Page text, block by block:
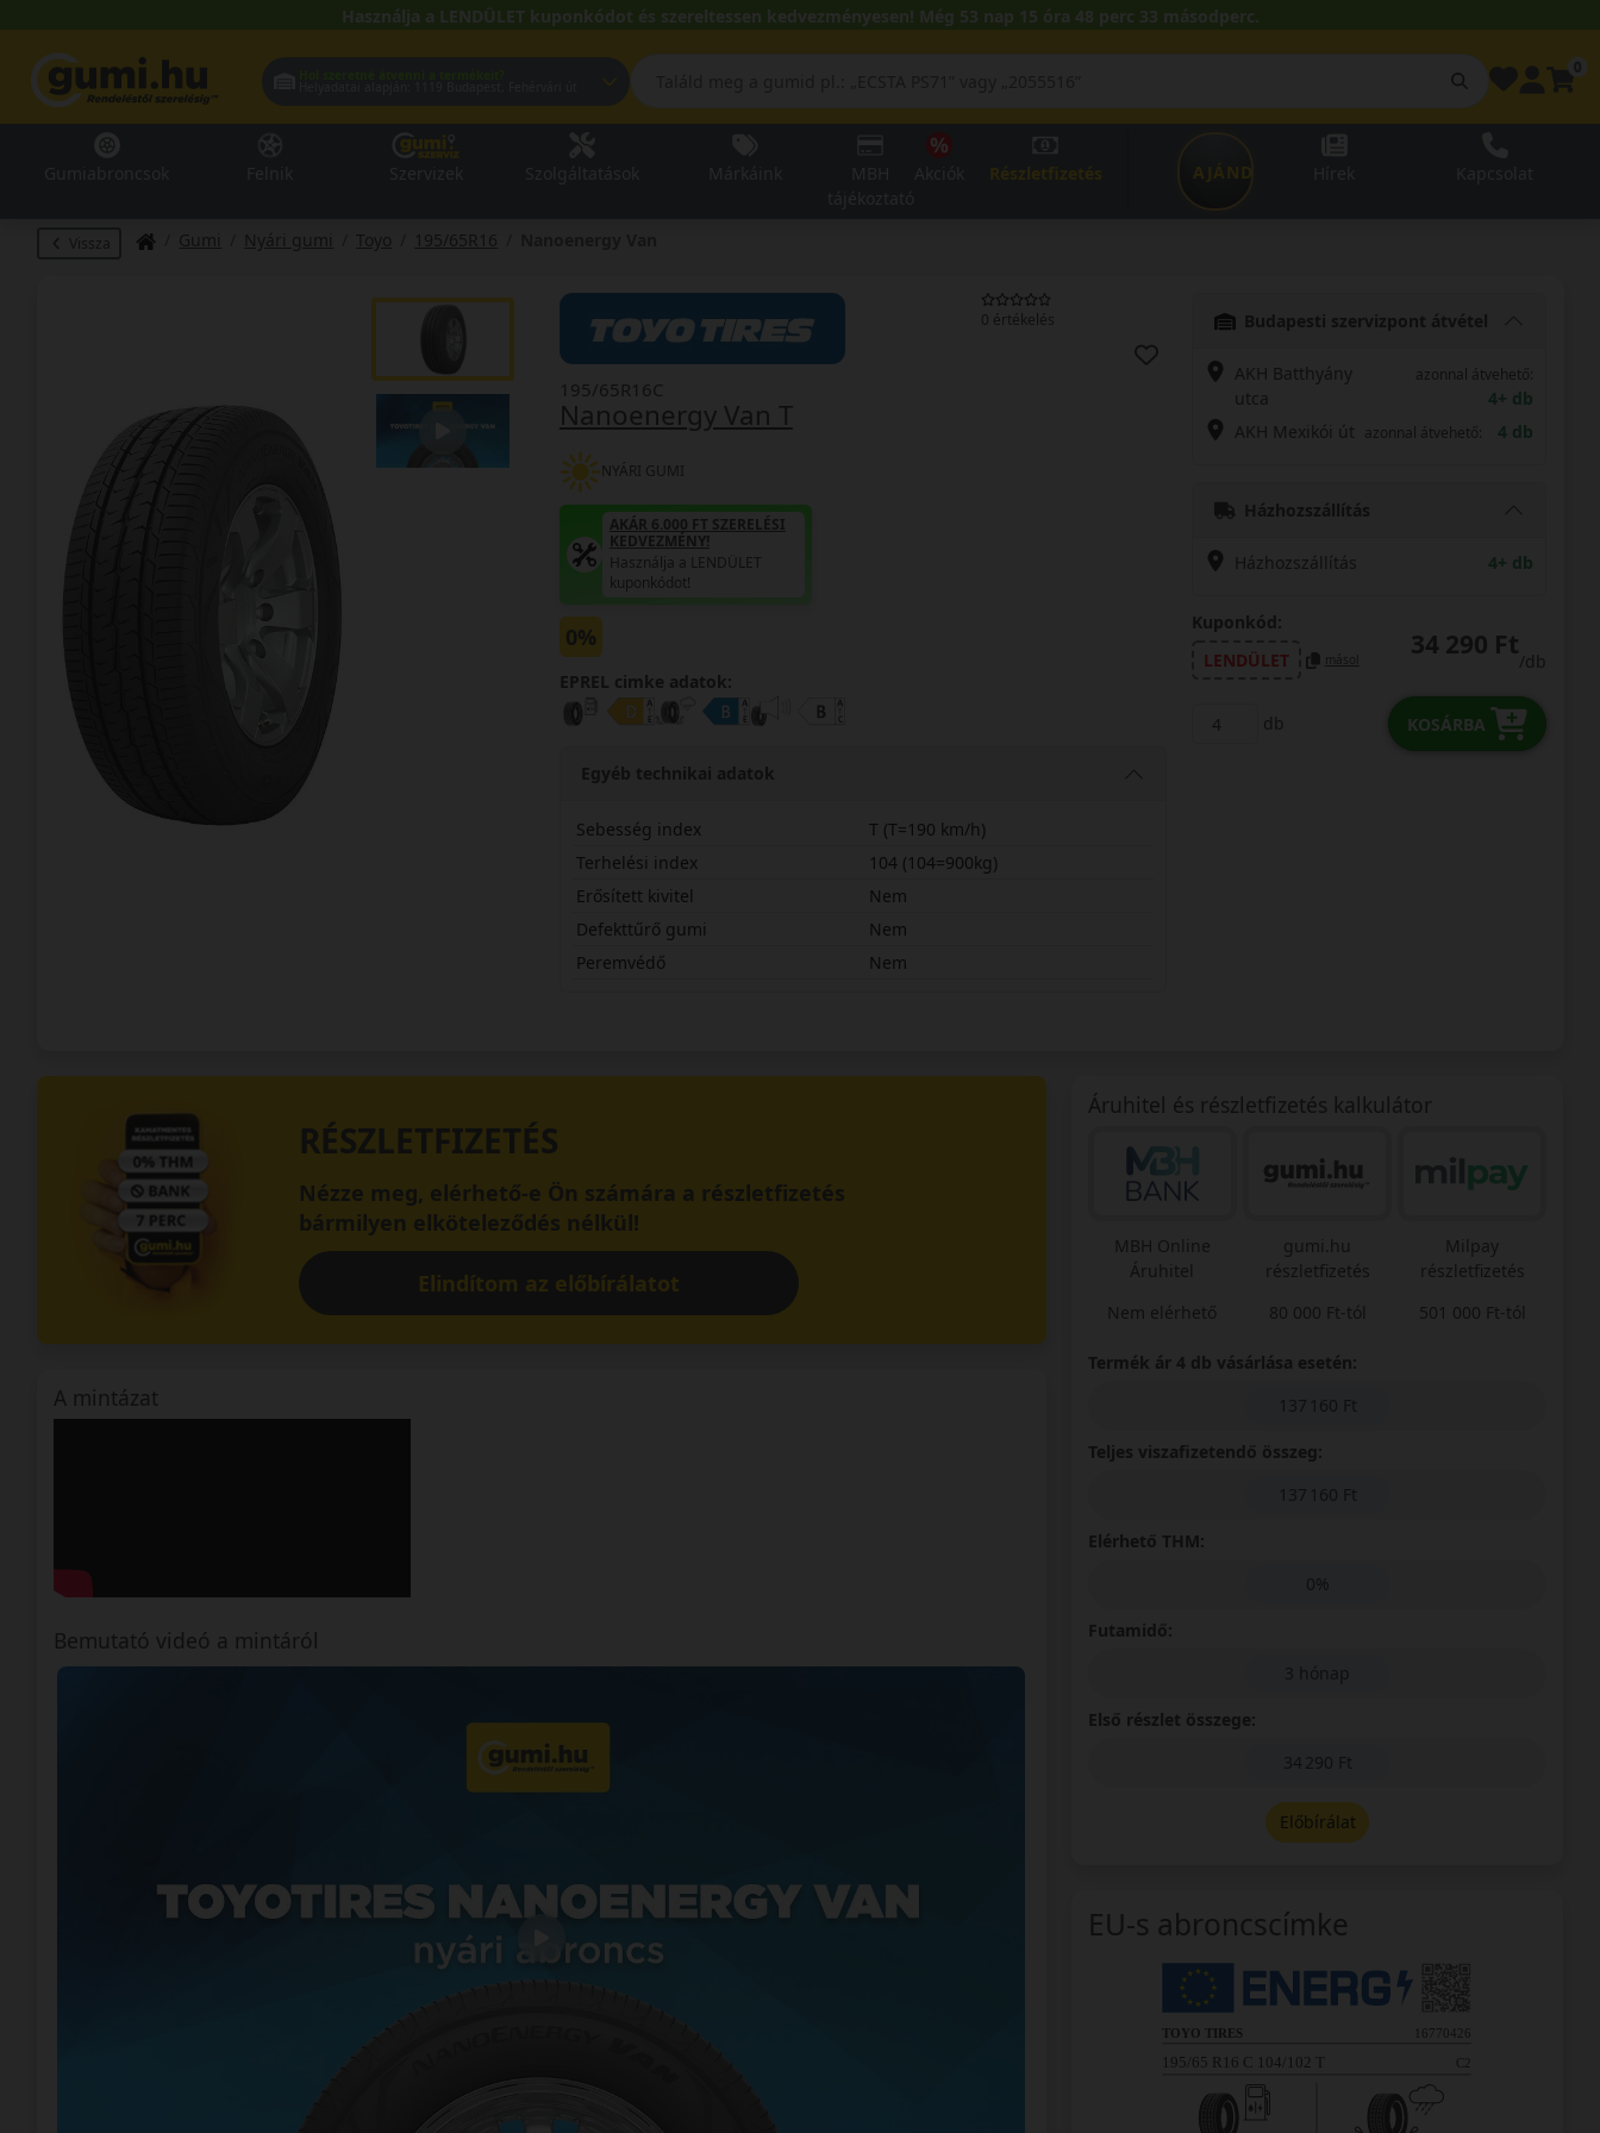
Használja a LENDÜLET kuponkódot és szereltessen kedvezményesen! Még 53 nap 15 óra 48 perc 32 másodperc.
AJÁNDÉKUTALVÁNY
Vissza Gumi Nyári gumi Toyo 195/65R16
0 értékelés
Nanoenergy Van T
195/65R16C
NYÁRI GUMI
AKÁR 6.000 FT SZERELÉSI
KEDVEZMÉNY!
Használja a LENDÜLET
kuponkódot!
0%
EPREL cimke adatok:
Egyéb technikai adatok
Sebesség index
T (T=190 km/h)
Terhelési index
104 (104=900kg)
Erősített kivitel
Nem
Defekttűrő gumi
Nem
Peremvédő
Nem
Budapesti szervizpont átvétel
AKH Batthyány
utca
azonnal átvehető:
4+ db
AKH Mexikói út
azonnal átvehető: 4 db
Házhozszállítás
Házhozszállítás 4+ db
Kuponkód:
LENDÜLET
másol 34 290 Ft
/db
db KOSÁRBA
RÉSZLETFIZETÉS
Nézze meg, elérhető-e Ön számára a részletfizetés
bármilyen elköteleződés nélkül!
Elindítom az előbírálatot
A mintázat
Bemutató videó a mintáról
Áruhitel és részletfizetés kalkulátor
MBH Online
Áruhitel
Nem elérhető
gumi.hu
részletfizetés
80 000 Ft-tól
Milpay
részletfizetés
501 000 Ft-tól
Termék ár 4 db vásárlása esetén:
137 160 Ft
Teljes viszafizetendő összeg:
137 160 Ft
Elérhető THM:
0%
Futamidő:
3 hónap
Első részlet összege:
34 290 Ft
Előbírálat
EU-s abroncscímke